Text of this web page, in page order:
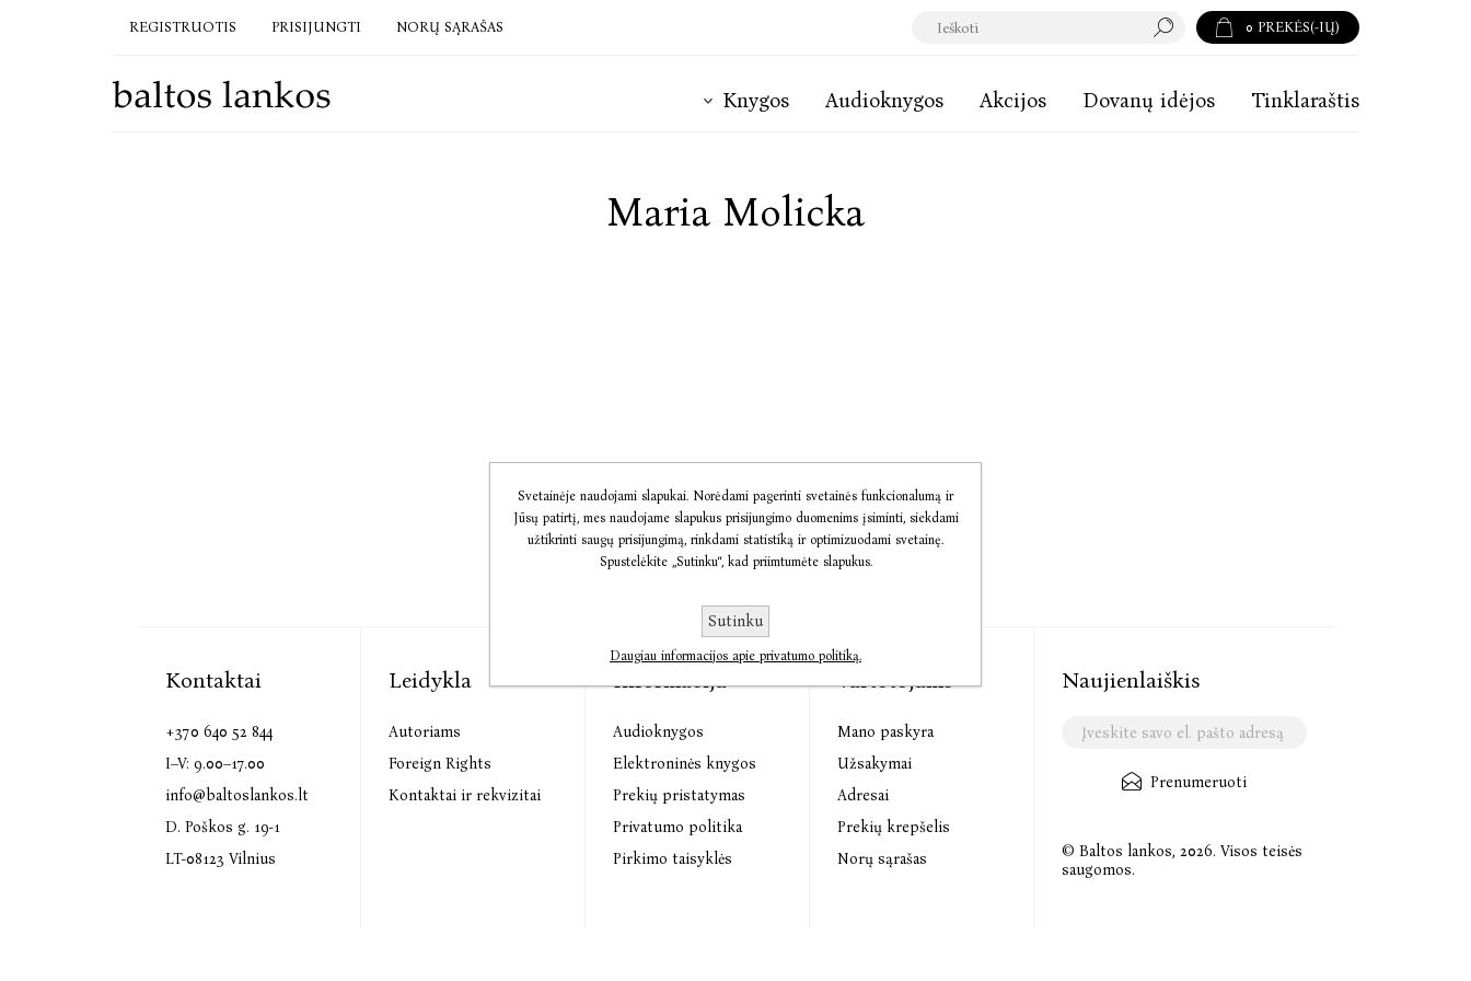
REGISTRUOTIS PRISIJUNGTI NORŲ SĄRAŠAS 0 PREKĖS(-IŲ)
Knygos Audioknygos Akcijos Dovanų idėjos Tinklaraštis
Maria Molicka
Kontaktai
+370 640 52 844
I–V: 9.00–17.00
info@baltoslankos.lt
D. Poškos g. 19-1
LT-08123 Vilnius
Leidykla
Autoriams
Foreign Rights
Kontaktai ir rekvizitai
Informacija
Audioknygos
Elektroninės knygos
Prekių pristatymas
Privatumo politika
Pirkimo taisyklės
Vartotojams
Mano paskyra
Užsakymai
Adresai
Prekių krepšelis
Norų sąrašas
Naujienlaiškis
Prenumeruoti
© Baltos lankos, 2026. Visos teisės
saugomos.
Svetainėje naudojami slapukai. Norėdami pagerinti svetainės funkcionalumą ir
Jūsų patirtį, mes naudojame slapukus prisijungimo duomenims įsiminti, siekdami
užtikrinti saugų prisijungimą, rinkdami statistiką ir optimizuodami svetainę.
Spustelėkite „Sutinku“, kad priimtumėte slapukus.
Sutinku
Daugiau informacijos apie privatumo politiką.